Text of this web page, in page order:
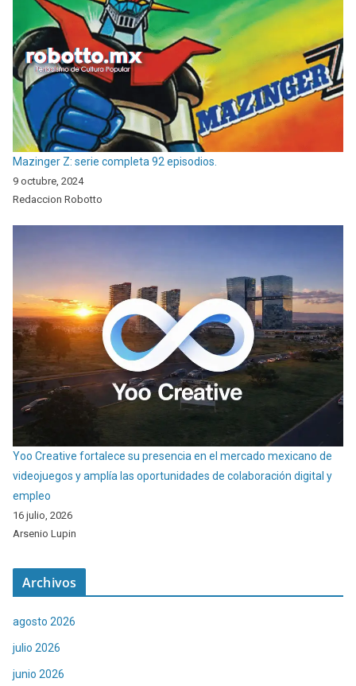
Mazinger Z: serie completa 92 episodios.
9 octubre, 2024
Redaccion Robotto
Yoo Creative fortalece su presencia en el mercado mexicano de
videojuegos y amplía las oportunidades de colaboración digital y
empleo
16 julio, 2026
Arsenio Lupin
Archivos
agosto 2026
julio 2026
junio 2026